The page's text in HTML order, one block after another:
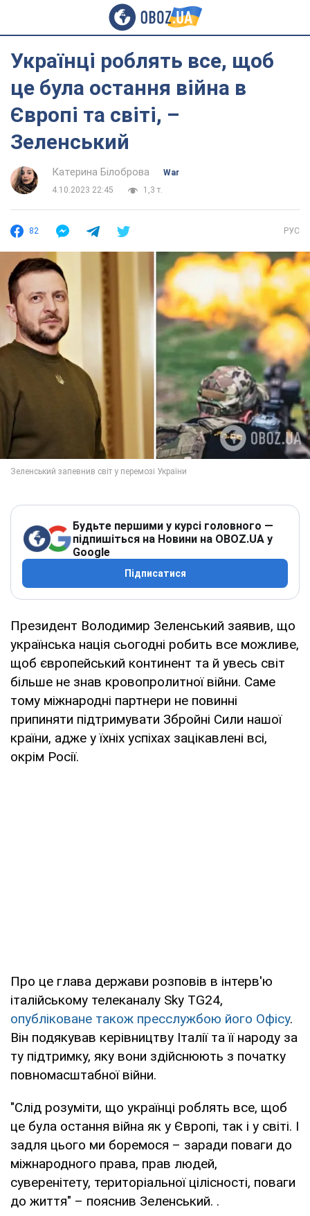
Українці роблять все, щоб
це була остання війна в
Європі та світі, –
Зеленський
Катерина Білоброва
War
4.10.2023 22:45
1,3 т.
82 РУС
Будьте першими у курсі головного —
підпишіться на Новини на OBOZ.UA у
Google
Підписатися
Президент Володимир Зеленський заявив, що
українська нація сьогодні робить все можливе,
щоб європейський континент та й увесь світ
більше не знав кровопролитної війни. Саме
тому міжнародні партнери не повинні
припиняти підтримувати Збройні Сили нашої
країни, адже у їхніх успіхах зацікавлені всі,
окрім Росії.
Про це глава держави розповів в інтерв'ю
італійському телеканалу Sky TG24,
опубліковане також пресслужбою його Офісу.
Він подякував керівництву Італії та її народу за
ту підтримку, яку вони здійснюють з початку
повномасштабної війни.
"Слід розуміти, що українці роблять все, щоб
це була остання війна як у Європі, так і у світі. І
задля цього ми боремося – заради поваги до
міжнародного права, прав людей,
суверенітету, територіальної цілісності, поваги
до життя" – пояснив Зеленський. .